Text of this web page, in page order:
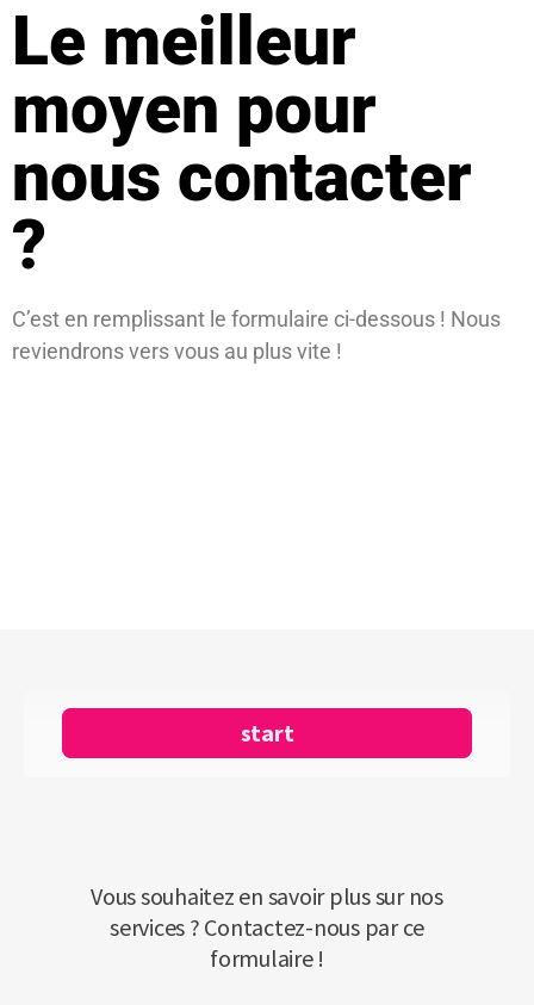
Le meilleur
moyen pour
nous contacter
?
C’est en remplissant le formulaire ci-dessous ! Nous
reviendrons vers vous au plus vite !